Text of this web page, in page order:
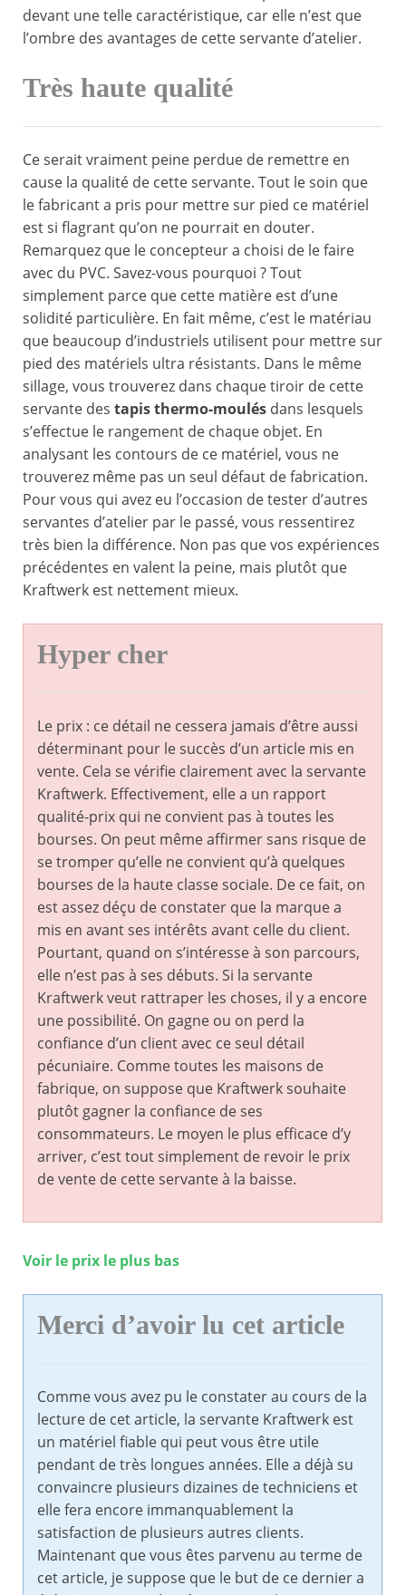
devant une telle caractéristique, car elle n’est que
l’ombre des avantages de cette servante d’atelier.
Très haute qualité
Ce serait vraiment peine perdue de remettre en
cause la qualité de cette servante. Tout le soin que
le fabricant a pris pour mettre sur pied ce matériel
est si flagrant qu’on ne pourrait en douter.
Remarquez que le concepteur a choisi de le faire
avec du PVC. Savez-vous pourquoi ? Tout
simplement parce que cette matière est d’une
solidité particulière. En fait même, c’est le matériau
que beaucoup d’industriels utilisent pour mettre sur
pied des matériels ultra résistants. Dans le même
sillage, vous trouverez dans chaque tiroir de cette
servante des tapis thermo-moulés dans lesquels
s’effectue le rangement de chaque objet. En
analysant les contours de ce matériel, vous ne
trouverez même pas un seul défaut de fabrication.
Pour vous qui avez eu l’occasion de tester d’autres
servantes d’atelier par le passé, vous ressentirez
très bien la différence. Non pas que vos expériences
précédentes en valent la peine, mais plutôt que
Kraftwerk est nettement mieux.
Hyper cher
Le prix : ce détail ne cessera jamais d’être aussi
déterminant pour le succès d’un article mis en
vente. Cela se vérifie clairement avec la servante
Kraftwerk. Effectivement, elle a un rapport
qualité-prix qui ne convient pas à toutes les
bourses. On peut même affirmer sans risque de
se tromper qu’elle ne convient qu’à quelques
bourses de la haute classe sociale. De ce fait, on
est assez déçu de constater que la marque a
mis en avant ses intérêts avant celle du client.
Pourtant, quand on s’intéresse à son parcours,
elle n’est pas à ses débuts. Si la servante
Kraftwerk veut rattraper les choses, il y a encore
une possibilité. On gagne ou on perd la
confiance d’un client avec ce seul détail
pécuniaire. Comme toutes les maisons de
fabrique, on suppose que Kraftwerk souhaite
plutôt gagner la confiance de ses
consommateurs. Le moyen le plus efficace d’y
arriver, c’est tout simplement de revoir le prix
de vente de cette servante à la baisse.
Voir le prix le plus bas
Merci d’avoir lu cet article
Comme vous avez pu le constater au cours de la
lecture de cet article, la servante Kraftwerk est
un matériel fiable qui peut vous être utile
pendant de très longues années. Elle a déjà su
convaincre plusieurs dizaines de techniciens et
elle fera encore immanquablement la
satisfaction de plusieurs autres clients.
Maintenant que vous êtes parvenu au terme de
cet article, je suppose que le but de ce dernier a